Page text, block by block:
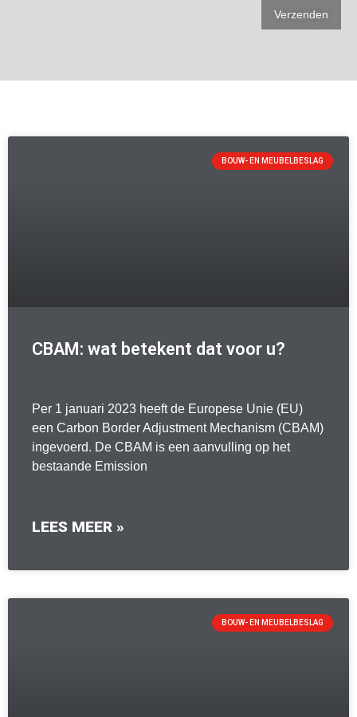
BOUW- EN MEUBELBESLAG
CBAM: wat betekent dat voor u?
Per 1 januari 2023 heeft de Europese Unie (EU)
een Carbon Border Adjustment Mechanism (CBAM)
ingevoerd. De CBAM is een aanvulling op het
bestaande Emission
LEES MEER »
BOUW- EN MEUBELBESLAG